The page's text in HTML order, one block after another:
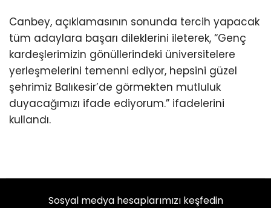
Canbey, açıklamasının sonunda tercih yapacak
tüm adaylara başarı dileklerini ileterek, “Genç
kardeşlerimizin gönüllerindeki üniversitelere
yerleşmelerini temenni ediyor, hepsini güzel
şehrimiz Balıkesir’de görmekten mutluluk
duyacağımızı ifade ediyorum.” ifadelerini
kullandı.
Sosyal medya hesaplarımızı keşfedin